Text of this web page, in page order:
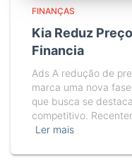
FINANÇAS
Kia Reduz
Financia
Ads A redução de
marca uma nova
que busca se
competitivo.
Ler mais